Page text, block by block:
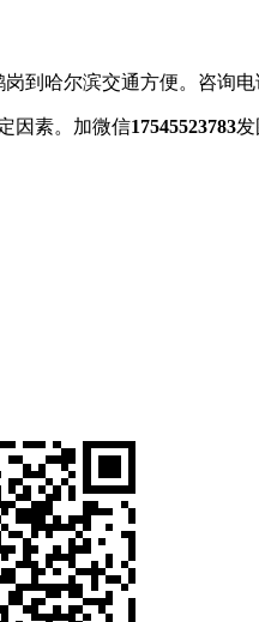
到哈尔滨交通方便。咨询电
因素。加微信17545523783发